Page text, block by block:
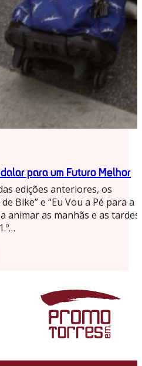
para um Futuro Melhor
edições anteriores, os
Bike” e “Eu Vou a Pé para a
animar as manhãs e as tardes